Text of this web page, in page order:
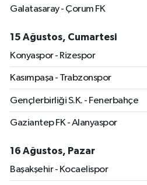
Galatasaray - Çorum FK
15 Ağustos, Cumartesi
Konyaspor - Rizespor
Kasımpaşa - Trabzonspor
Gençlerbirliği S.K. - Fenerbahçe
Gaziantep FK - Alanyaspor
16 Ağustos, Pazar
Başakşehir - Kocaelispor